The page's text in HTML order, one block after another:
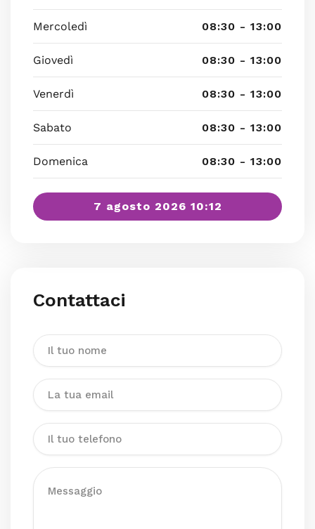
Mercoledì 08:30 - 13:00
Giovedì 08:30 - 13:00
Venerdì 08:30 - 13:00
Sabato 08:30 - 13:00
Domenica 08:30 - 13:00
7 agosto 2026 10:12
Contattaci